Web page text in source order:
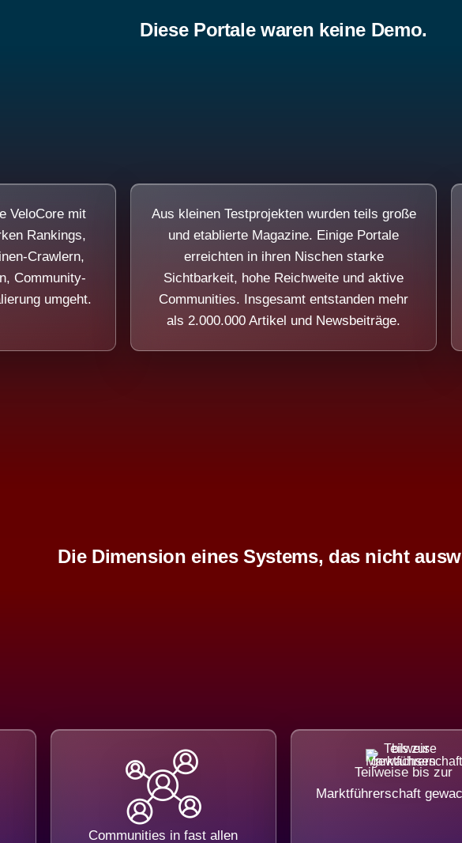
Diese Portale waren keine Demo.
VeloCore mit
Rankings,
Crawlern,
Community-
umgeht.
Aus kleinen Testprojekten wurden teils große
und etablierte Magazine. Einige Portale
erreichten in ihren Nischen starke
Sichtbarkeit, hohe Reichweite und aktive
Communities. Insgesamt entstanden mehr
als 2.000.000 Artikel und Newsbeiträge.
Die Dimension eines Systems, das nicht
Communities in fast allen
Teilweise bis zur
Marktführerschaft